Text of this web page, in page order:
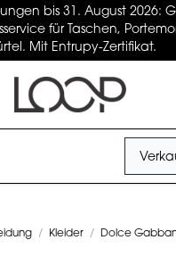
bis 31. August 2026:
für Taschen,
Mit Entrupy-Zertifikat.
/ Kleider / Dolce